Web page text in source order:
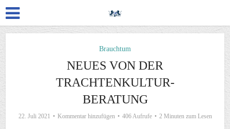
Brauchtum
NEUES VON DER
TRACHTENKULTUR-
BERATUNG
22. Juli 2021 Kommentar hinzufügen 406 Aufrufe 2 Minuten zum Lesen